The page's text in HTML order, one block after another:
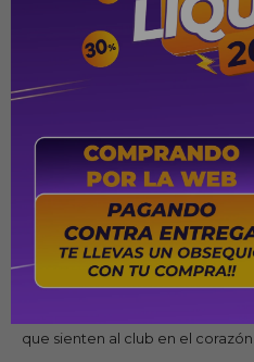
Diseñada para las mujeres que
intensidad que en la cancha,
fresco y seco, ideal para alentar
vestir con orgullo día a día.
materiales reciclados,
perder comodidad ni calidad.
Disponible en talles femeninos,
Olimpia 2025 es más que una
de pertenencia, historia y
que sienten al club en el corazón.